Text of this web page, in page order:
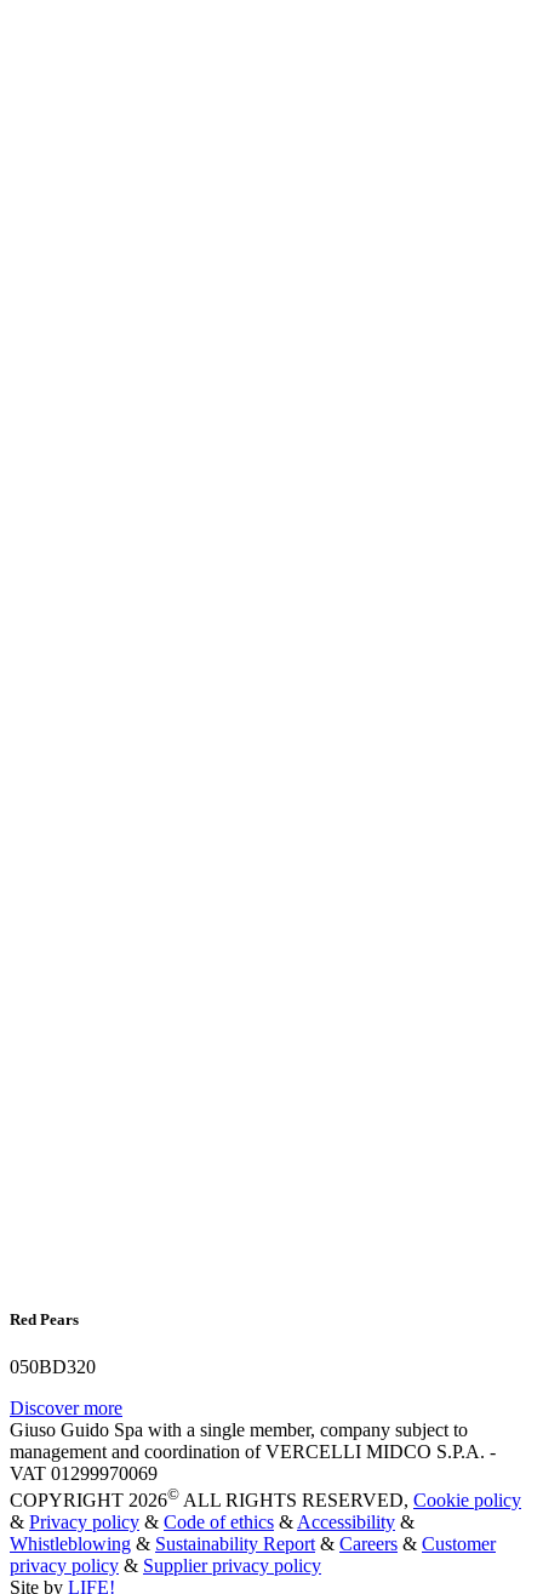
Red Pears
050BD320
Discover more
Giuso Guido Spa with a single member, company subject to
management and coordination of VERCELLI MIDCO S.P.A. -
VAT 01299970069
COPYRIGHT 2026© ALL RIGHTS RESERVED, Cookie policy
& Privacy policy & Code of ethics & Accessibility &
Whistleblowing & Sustainability Report & Careers & Customer
privacy policy & Supplier privacy policy
Site by LIFE!